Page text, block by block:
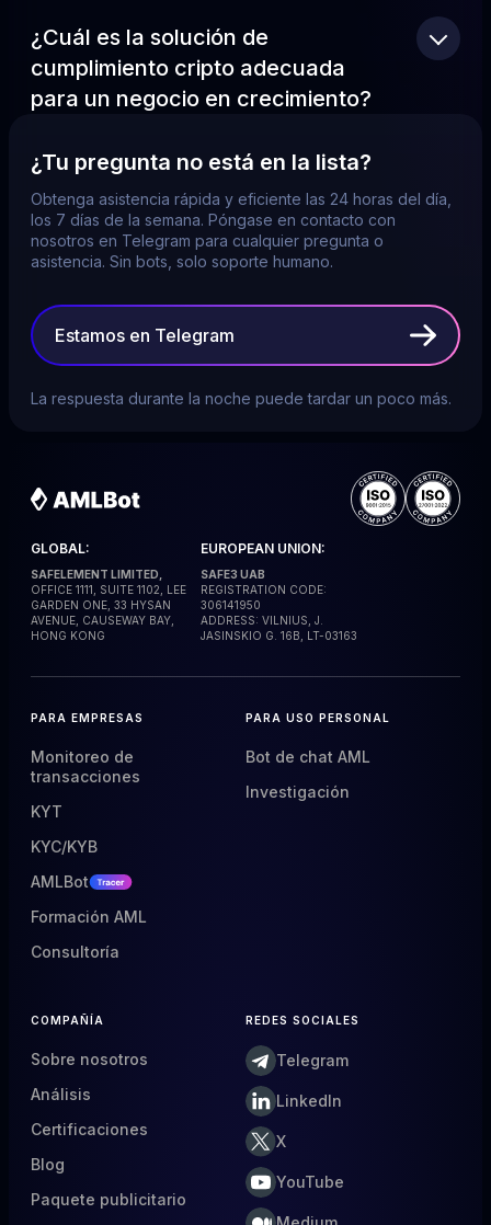
¿Tu pregunta no está en la lista?
Obtenga asistencia rápida y eficiente las 24 horas del día,
los 7 días de la semana. Póngase en contacto con
nosotros en Telegram para cualquier pregunta o
asistencia. Sin bots, solo soporte humano.
Estamos en Telegram
La respuesta durante la noche puede tardar un poco más.
¿Cuál es la solución de
cumplimiento cripto adecuada
para un negocio en crecimiento?
GLOBAL:
SAFELEMENT LIMITED,
OFFICE 1111, SUITE 1102, LEE
GARDEN ONE, 33 HYSAN
AVENUE, CAUSEWAY BAY,
HONG KONG
EUROPEAN UNION:
SAFE3 UAB
REGISTRATION CODE:
306141950
ADDRESS: VILNIUS, J.
JASINSKIO G. 16B, LT-03163
PARA EMPRESAS
Monitoreo de
transacciones
KYT
KYC/KYB
AMLBot
Formación AML
Consultoría
PARA USO PERSONAL
Bot de chat AML
Investigación
COMPAÑÍA
Sobre nosotros
Análisis
Certificaciones
Blog
Paquete publicitario
REDES SOCIALES
Telegram
LinkedIn
X
YouTube